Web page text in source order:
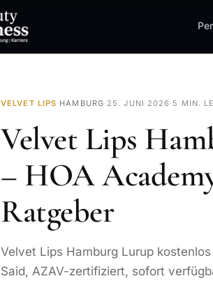
VELVET LIPS· HAMBURG· 25. JUNI 2026 · 5 MIN.
Velvet Lips
– HOA
Ratgeber
Velvet Lips Hamburg Lurup
Said, AZAV-zertifiziert, sofort